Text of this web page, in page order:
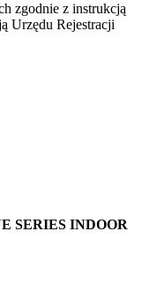
zgodnie z instrukcją
Urzędu Rejestracji
SERIES INDOOR